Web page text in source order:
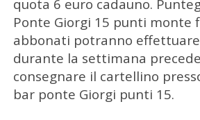
quota 6 euro cadauno.
Ponte Giorgi 15 punti monte
abbonati potranno
durante la settimana
consegnare il cartellino
bar ponte Giorgi punti 15.